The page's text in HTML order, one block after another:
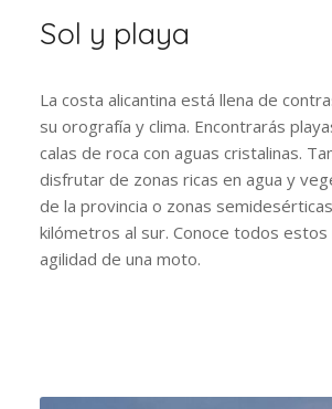
Sol y playa
La costa alicantina está llena de
su orografía y clima. Encontrarás
calas de roca con aguas cristalinas.
disfrutar de zonas ricas en agua y
de la provincia o zonas
kilómetros al sur. Conoce todos estos
agilidad de una moto.